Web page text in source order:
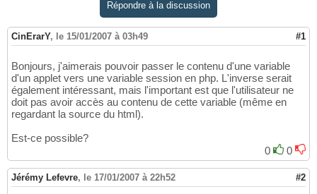
Répondre à la discussion
CinErarY, le 15/01/2007 à 03h49 #1
Bonjours, j'aimerais pouvoir passer le contenu d'une variable
d'un applet vers une variable session en php. L'inverse serait
également intéressant, mais l'important est que l'utilisateur ne
doit pas avoir accès au contenu de cette variable (même en
regardant la source du html).
Est-ce possible?
0
0
Jérémy Lefevre, le 17/01/2007 à 22h52 #2